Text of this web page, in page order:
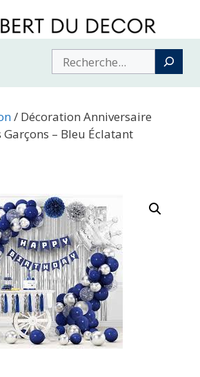
Buscar
/ Décoration Anniversaire
– Bleu Éclatant